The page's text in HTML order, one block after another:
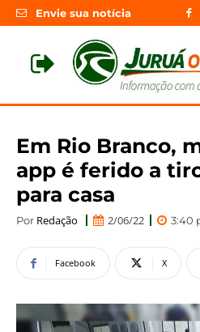
Envie sua notícia
Em Rio Branco,
app é ferido a
para casa
Por Redação 2/06/22 3:40
Facebook X